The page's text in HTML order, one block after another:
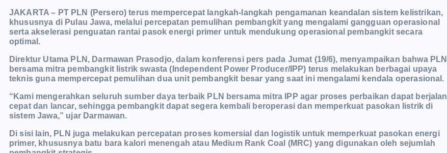
JAKARTA – PT PLN (Persero) terus mempercepat langkah-langkah pengamanan keandalan sistem kelistrikan,
khususnya di Pulau Jawa, melalui percepatan pemulihan pembangkit yang mengalami gangguan operasional
serta akselerasi penguatan rantai pasok energi primer untuk mendukung operasional pembangkit secara
optimal.
Direktur Utama PLN, Darmawan Prasodjo, dalam konferensi pers pada Jumat (19/6), menyampaikan bahwa PLN
bersama mitra pembangkit listrik swasta (Independent Power Producer/IPP) terus melakukan berbagai upaya
teknis guna mempercepat pemulihan dua unit pembangkit besar yang saat ini mengalami kendala operasional.
“Kami mengerahkan seluruh sumber daya terbaik PLN bersama mitra IPP agar proses perbaikan dapat berjalan
cepat dan lancar, sehingga pembangkit dapat segera kembali beroperasi dan memperkuat pasokan listrik di
sistem Jawa,” ujar Darmawan.
Di sisi lain, PLN juga melakukan percepatan proses komersial dan logistik untuk memperkuat pasokan energi
primer, khususnya batu bara kalori menengah atau Medium Rank Coal (MRC) yang digunakan oleh sejumlah